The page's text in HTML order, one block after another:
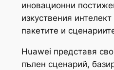
иновационни
изкуствения
пакетите и
Huawei представя
пълен сценарий,